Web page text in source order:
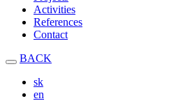
Activities
References
Contact
BACK
sk
en